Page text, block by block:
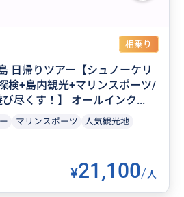
相乗り
日帰りツアー【シュノーケリ
検+島内観光+マリンスポーツ/
尽くす！】 オールインク...
マリンスポーツ 人気観光地
¥21,100/人